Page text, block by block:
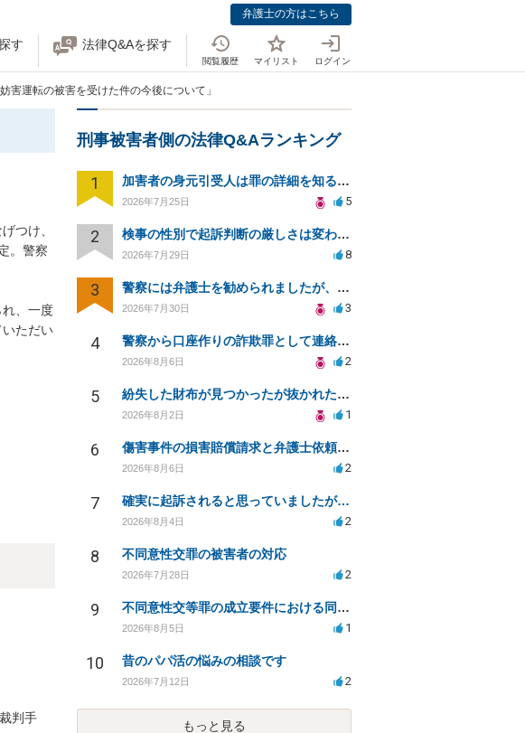
弁護士の方はこちら
す 法律Q&Aを探す
閲覧履歴 マイリスト ログイン
害運転の被害を受けた件の今後について」
つけ、
。警察
、一度
ただい
判手
刑事被害者側の法律Q&Aランキング
1 加害者の身元引受人は罪の詳細を知ることができるか？
2026年7月25日 5
2 検事の性別で起訴判断の厳しさは変わるのか知りたい
2026年7月29日 8
3 警察には弁護士を勧められましたが、費用対効果で依頼をすることを躊躇しています。
2026年7月30日 3
4 警察から口座作りの詐欺罪として連絡が来ました。
2026年8月6日 2
5 紛失した財布が見つかったが抜かれた現金について
2026年8月2日 1
6 傷害事件の損害賠償請求と弁護士依頼の必要性について
2026年8月6日 2
7 確実に起訴されると思っていましたが…
2026年8月4日 2
8 不同意性交罪の被害者の対応
2026年7月28日 2
9 不同意性交等罪の成立要件における同意とアルコールの影響
2026年8月5日 1
10 昔のパパ活の悩みの相談です
2026年7月12日 2
もっと見る